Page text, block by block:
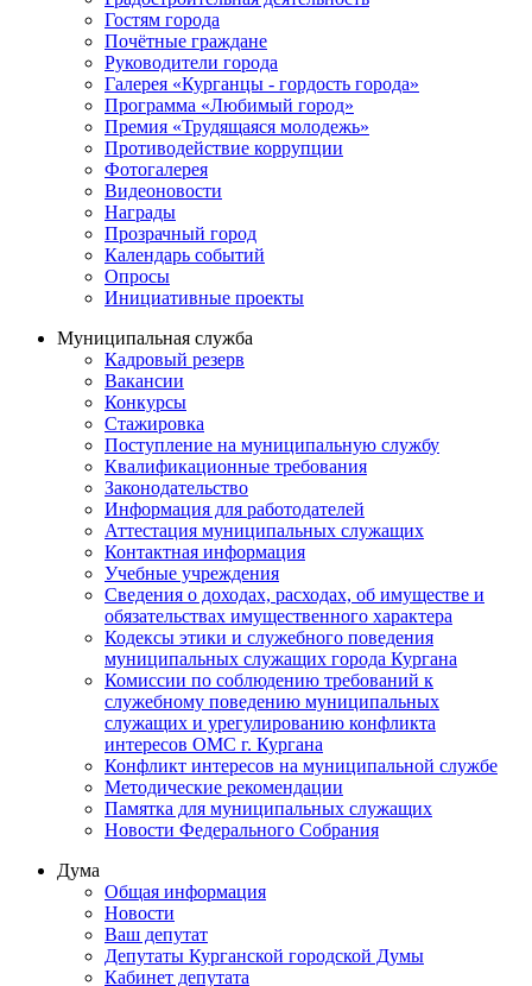
Гостям города
Почётные граждане
Руководители города
Галерея «Курганцы - гордость города»
Программа «Любимый город»
Премия «Трудящаяся молодежь»
Противодействие коррупции
Фотогалерея
Видеоновости
Награды
Прозрачный город
Календарь событий
Опросы
Инициативные проекты
Муниципальная служба
Кадровый резерв
Вакансии
Конкурсы
Стажировка
Поступление на муниципальную службу
Квалификационные требования
Законодательство
Информация для работодателей
Аттестация муниципальных служащих
Контактная информация
Учебные учреждения
Сведения о доходах, расходах, об имуществе и
обязательствах имущественного характера
Кодексы этики и служебного поведения
муниципальных служащих города Кургана
Комиссии по соблюдению требований к
служебному поведению муниципальных
служащих и урегулированию конфликта
интересов ОМС г. Кургана
Конфликт интересов на муниципальной службе
Методические рекомендации
Памятка для муниципальных служащих
Новости Федерального Cобрания
Дума
Общая информация
Новости
Ваш депутат
Депутаты Курганской городской Думы
Кабинет депутата